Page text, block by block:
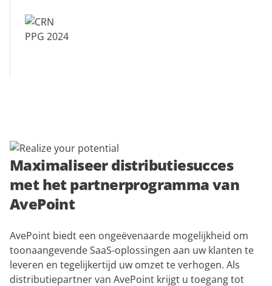
Maximaliseer distributiesucces
met het partnerprogramma van
AvePoint
AvePoint biedt een ongeëvenaarde mogelijkheid om
toonaangevende SaaS-oplossingen aan uw klanten te
leveren en tegelijkertijd uw omzet te verhogen. Als
distributiepartner van AvePoint krijgt u toegang tot